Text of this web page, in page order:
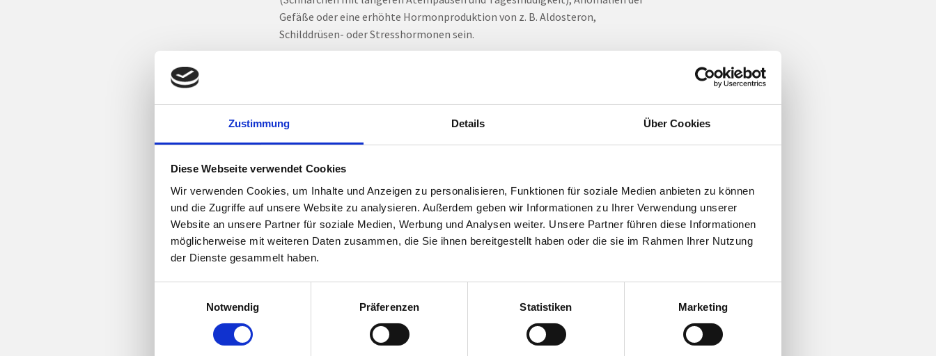
Zustimmung Details Über Cookies
Diese Webseite verwendet Cookies
Wir verwenden Cookies, um Inhalte und Anzeigen zu personalisieren, Funktionen für soziale Medien anbieten zu können
und die Zugriffe auf unsere Website zu analysieren. Außerdem geben wir Informationen zu Ihrer Verwendung unserer
Website an unsere Partner für soziale Medien, Werbung und Analysen weiter. Unsere Partner führen diese Informationen
möglicherweise mit weiteren Daten zusammen, die Sie ihnen bereitgestellt haben oder die sie im Rahmen Ihrer Nutzung
der Dienste gesammelt haben.
Notwendig
Präferenzen Statistiken Marketing
Gefäße oder eine erhöhte Hormonproduktion von z. B. Aldosteron,
Schilddrüsen- oder Stresshormonen sein.
reagieren auf den hohen Blutdruck mit Umbauprozessen. Der hohe Blutdruck
fördert die Verhärtung der Gefäßwand und lässt diese vorzeitig altern.
Cholesterin lagert sich in die Gefäßwand ein und als Reaktion darauf kommt es
zu einer Entzündung; eine Gefäßverkalkung entsteht. Die Gefäßschädigung
wirkt sich besonders auf das Herz, die Nieren, das Gehirn und das Auge aus.
Wie kann ich Bluthochdruck ohne Medikamente
beeinflussen?
Durch Lebensstiländerungen kann der Blutdruck erheblich gesenkt werden.
Einschränkung des Salz- und Alkoholkonsums, Verzicht auf Rauchen,